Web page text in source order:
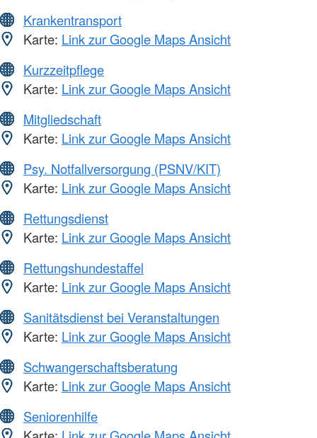
Krankentransport
Karte: Link zur Google Maps Ansicht
Kurzzeitpflege
Karte: Link zur Google Maps Ansicht
Mitgliedschaft
Karte: Link zur Google Maps Ansicht
Psy. Notfallversorgung (PSNV/KIT)
Karte: Link zur Google Maps Ansicht
Rettungsdienst
Karte: Link zur Google Maps Ansicht
Rettungshundestaffel
Karte: Link zur Google Maps Ansicht
Sanitätsdienst bei Veranstaltungen
Karte: Link zur Google Maps Ansicht
Schwangerschaftsberatung
Karte: Link zur Google Maps Ansicht
Seniorenhilfe